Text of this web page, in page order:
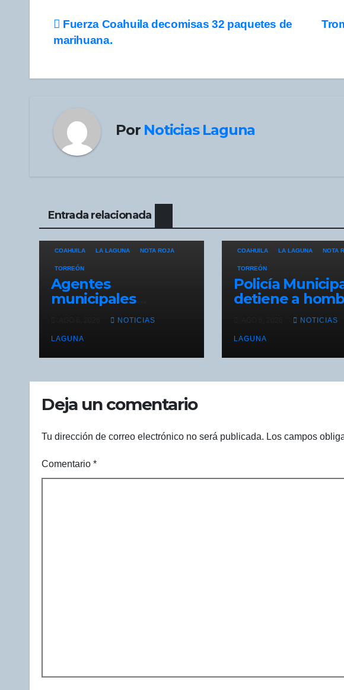
Navegación
entradas
Fuerza Coahuila decomisas 32 paquetes de
marihuana.
Por Noticias Laguna
Entrada relacionada
COAHUILA LA LAGUNA NOTA ROJA
TORREÓN
Agentes
municipales
frustran robo en el
centro de Torreón
NOTICIAS
LAGUNA
COAHUILA LA LAGUNA NOTA
TORREÓN
Policía
detiene a
por violencia
familiar en la
Colonia
NOTICIAS
LAGUNA
Deja un comentario
Tu dirección de correo electrónico no será publicada. Los campos
Comentario *